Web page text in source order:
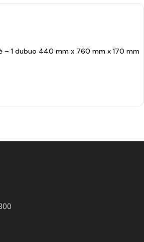
– 1 dubuo 440 mm x 760 mm x 170 mm